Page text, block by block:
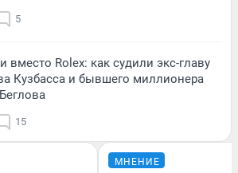
5
вместо Rolex: как судили экс-главу
Кузбасса и бывшего миллионера
15
МНЕНИЕ